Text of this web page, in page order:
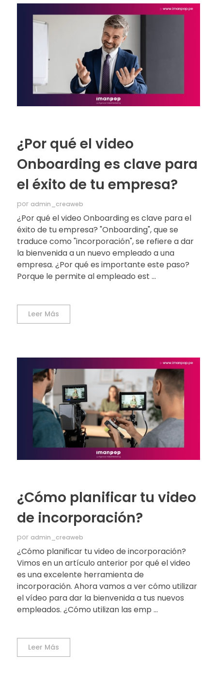
¿Por qué el video
Onboarding es clave para
el éxito de tu empresa?
por admin_creaweb
¿Por qué el video Onboarding es clave para el
éxito de tu empresa? "Onboarding", que se
traduce como "incorporación", se refiere a dar
la bienvenida a un nuevo empleado a una
empresa. ¿Por qué es importante este paso?
Porque le permite al empleado est ...
Leer Más
¿Cómo planificar tu video
de incorporación?
por admin_creaweb
¿Cómo planificar tu video de incorporación?
Vimos en un artículo anterior por qué el video
es una excelente herramienta de
incorporación. Ahora vamos a ver cómo utilizar
el vídeo para dar la bienvenida a tus nuevos
empleados. ¿Cómo utilizan las emp ...
Leer Más